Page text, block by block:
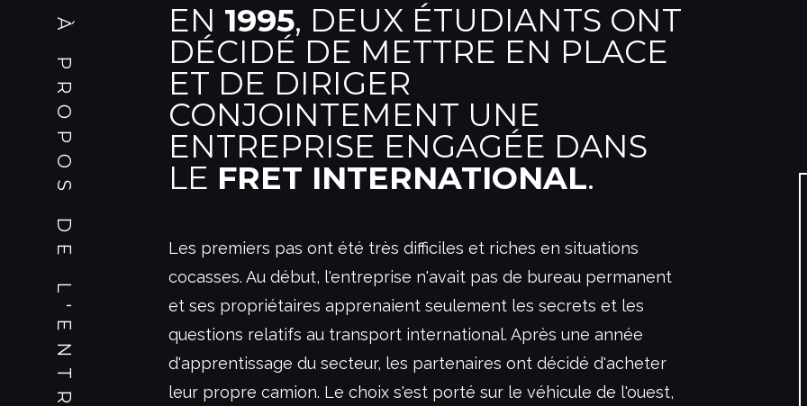
À PROPOS DE L'ENTREPRISE EN 1995, DEUX ÉTUDIANTS ONT
DÉCIDÉ DE METTRE EN PLACE
ET DE DIRIGER
CONJOINTEMENT UNE
ENTREPRISE ENGAGÉE DANS
LE FRET INTERNATIONAL.
Les premiers pas ont été très difficiles et riches en situations
cocasses. Au début, l'entreprise n'avait pas de bureau permanent
et ses propriétaires apprenaient seulement les secrets et les
questions relatifs au transport international. Après une année
d'apprentissage du secteur, les partenaires ont décidé d'acheter
leur propre camion. Le choix s'est porté sur le véhicule de l'ouest,